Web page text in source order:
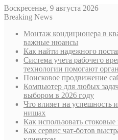
Воскресенье, 9 августа 2026
Breaking News
Монтаж кондиционера в
важные нюансы
Как найти надежного
Система учета рабочего
технологии помогают
Поисковое продвижение
Компьютер для любых
выбором в 2026 году
Что влияет на успешность
нишах
Как использовать
Как сервис чат-ботов